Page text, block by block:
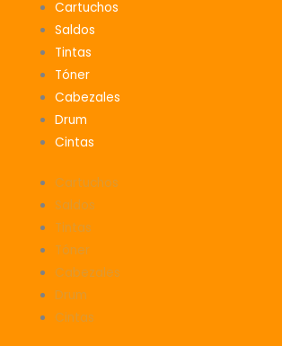
Cartuchos
Saldos
Tintas
Tóner
Cabezales
Drum
Cintas
Cartuchos
Saldos
Tintas
Tóner
Cabezales
Drum
Cintas